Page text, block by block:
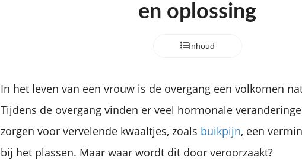
en oplossing
Inhoud
In het leven van een vrouw is de overgang een volkomen
Tijdens de overgang vinden er veel hormonale
zorgen voor vervelende kwaaltjes, zoals buikpijn, een
bij het plassen. Maar waar wordt dit door veroorzaakt?